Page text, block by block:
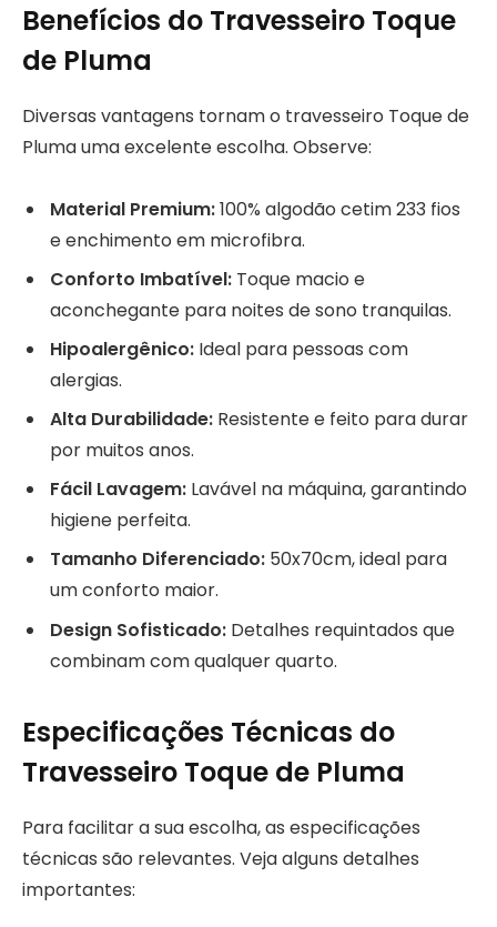
Benefícios do Travesseiro Toque
de Pluma
Diversas vantagens tornam o travesseiro Toque de
Pluma uma excelente escolha. Observe:
Material Premium:100% algodão cetim 233 fios
e enchimento em microfibra.
Conforto Imbatível: Toque macio e
aconchegante para noites de sono tranquilas.
Hipoalergênico: Ideal para pessoas com
alergias.
Alta Durabilidade: Resistente e feito para durar
por muitos anos.
Fácil Lavagem: Lavável na máquina, garantindo
higiene perfeita.
Tamanho Diferenciado: 50x70cm, ideal para
um conforto maior.
Design Sofisticado: Detalhes requintados que
combinam com qualquer quarto.
Especificações Técnicas do
Travesseiro Toque de Pluma
Para facilitar a sua escolha, as especificações
técnicas são relevantes. Veja alguns detalhes
importantes: